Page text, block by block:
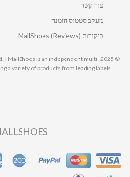
צור קשר
מעקב סטטוס הזמנה
ביקורות MallShoes (Reviews)
| MallShoes is an independent multi-
a variety of products from leading labels.